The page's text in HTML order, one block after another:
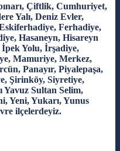
Çiftlik, Cumhuriyet,
Yalı, Deniz Evler,
Ferhadiye,
Hasaneyn, Hisareyn
Yolu, İrşadiye,
Mamuriye, Merkez,
Panayır, Piyalepaşa,
Şirinköy, Siyretiye,
Yavuz Sultan Selim,
Yeni, Yukarı, Yunus
ilçelerdeyiz.